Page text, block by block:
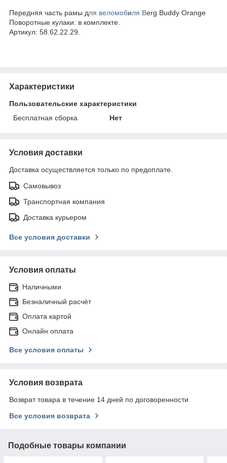
Передняя часть рамы для веломобиля Berg Buddy Orange
Поворотные кулаки: в комплекте.
Артикул: 58.62.22.29.
Характеристики
Пользовательские характеристики
Бесплатная сборка
Нет
Условия доставки
Доставка осуществляется только по предоплате.
Самовывоз
Транспортная компания
Доставка курьером
Все условия доставки
Условия оплаты
Наличными
Безналичный расчёт
Оплата картой
Онлайн оплата
Все условия оплаты
Условия возврата
Возврат товара в течение 14 дней по договоренности
Все условия возврата
Подобные товары компании